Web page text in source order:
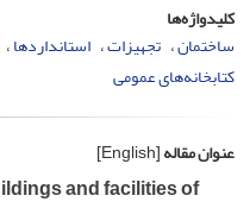
کلیدواژه‌ها
ساختمان تجهیزات استانداردها
کتابخانه‌های عمومی
عنوان مقاله[English]
and facilities of